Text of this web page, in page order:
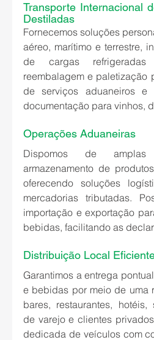
Transporte Internacional
Destiladas
Fornecemos soluções
aéreo, marítimo e terrestre,
de cargas refrigeradas
reembalagem e paletização
de serviços aduaneiros e
documentação para vinhos,
Operações Aduaneiras
Dispomos de amplas
armazenamento de
oferecendo soluções
mercadorias tributadas.
importação e exportação
bebidas, facilitando as
Distribuição Local
Garantimos a entrega
e bebidas por meio de uma
bares, restaurantes, hotéis,
de varejo e clientes
dedicada de veículos com